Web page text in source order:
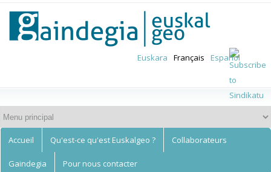
contenu
principal
Euskalgeo
Euskara Français Español
Accueil Qu'est-ce qu'est Euskalgeo ? Collaborateurs
Gaindegia Pour nous contacter